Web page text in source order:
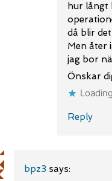
hur långt
då blir
Men åter
jag bor
Önskar
Reply
bpz3 says: